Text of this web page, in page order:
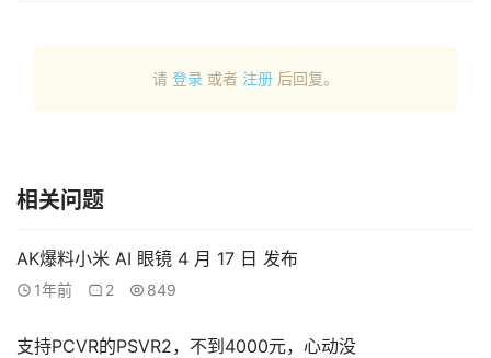
区
请 登录 或者 注册 后回复。
相关问题
AK爆料小米 AI 眼镜 4 月 17 日 发布
1年前 2 849
支持PCVR的PSVR2，不到4000元，心动没